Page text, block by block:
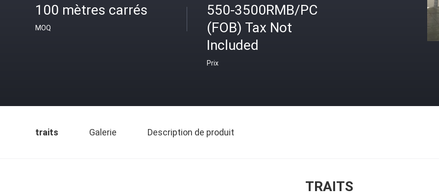
100 mètres carrés
MOQ
550-3500RMB/PC
(FOB) Tax Not
Included
Prix
traits Galerie Description de produit
TRAITS